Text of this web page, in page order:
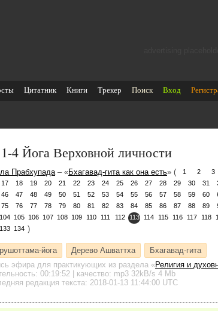
Цитатник Книги Трекер Поиск Вход
4 Йога Верховной личности
Прабхупада – «Бхагавад-гита как она есть» ( 1 2 3
17
18 19 20 21 22 23 24 25 26 27 28 29 30 31
46
47 48 49 50 51 52 53 54 55 56 57 58 59 60
75
76 77 78 79 80 81 82 83 84 85 86 87 88 89
104 105 106 107 108 109 110 111 112 113 114 115 116 117 118
133 134 )
йога Дерево Ашваттха
Бхагавад-гита
эфира для практикующих из раздела «Религия и
00:19:52 | качество: mp3 32kB/s 4 Mb
редакция текста: 2018-01-13 11:44:00 UTC